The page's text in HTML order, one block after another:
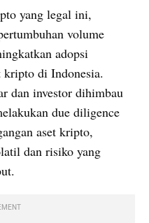
yang legal ini,
volume
adopsi
di Indonesia.
dan investor dihimbau
due diligence
aset kripto,
dan risiko yang